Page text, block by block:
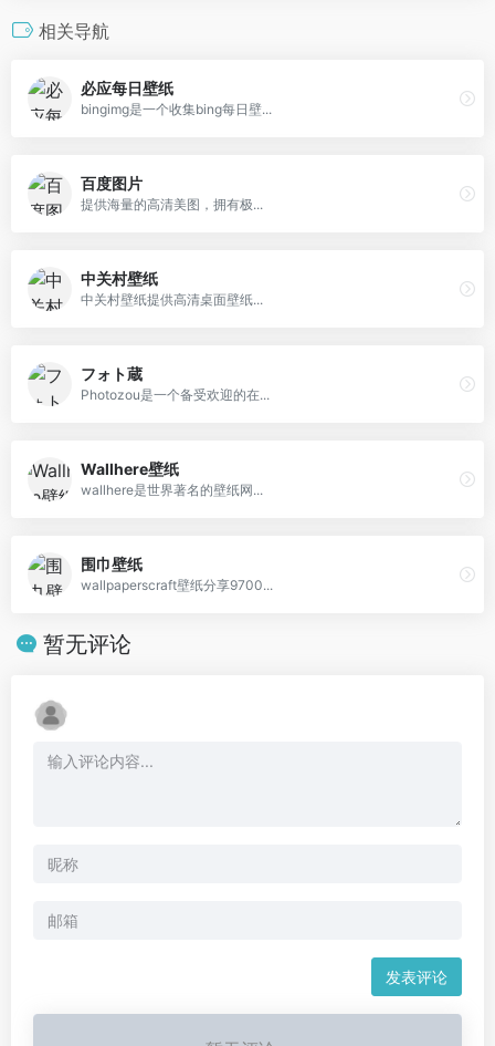
相关导航
必应每日壁纸
bingimg是一个收集bing每日壁...
百度图片
提供海量的高清美图，拥有极...
中关村壁纸
中关村壁纸提供高清桌面壁纸...
フォト蔵
Photozou是一个备受欢迎的在...
Wallhere壁纸
wallhere是世界著名的壁纸网...
围巾壁纸
wallpaperscraft壁纸分享9700...
暂无评论
发表评论